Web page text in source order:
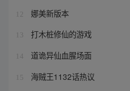
12 娜美新版本
13 打木桩修仙的游戏
14 道诡异仙血腥场面
15 海贼王1132话热议